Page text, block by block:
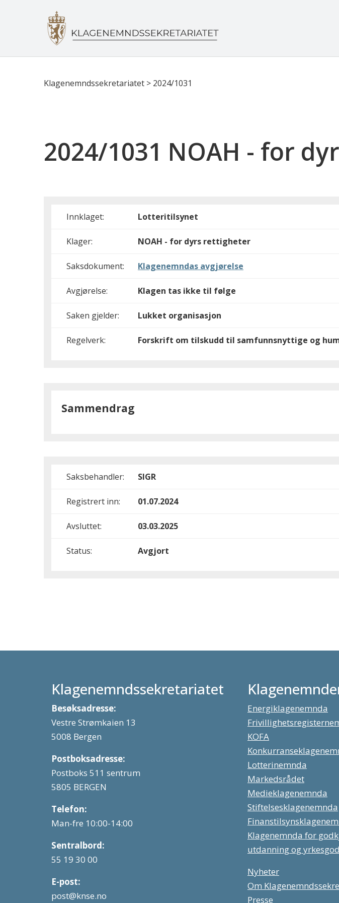
Klagenemndssekretariatet > 2024/1031
2024/1031 NOAH - for
Innklaget: Lotteritilsynet
Klager: NOAH - for dyrs rettigheter
Saksdokument: Klagenemndas avgjørelse
Avgjørelse: Klagen tas ikke til følge
Saken gjelder: Lukket organisasjon
Regelverk: Forskrift om tilskudd til samfunnsnyttige og
Sammendrag
Saksbehandler: SIGR
Registrert inn: 01.07.2024
Avsluttet: 03.03.2025
Status: Avgjort
Klagenemndssekretariatet
Besøksadresse:
Vestre Strømkaien 13
5008 Bergen
Postboksadresse:
Postboks 511 sentrum
5805 BERGEN
Telefon:
Man-fre 10:00-14:00
Sentralbord:
55 19 30 00
E-post:
post@knse.no
Energiklagenemnda
KOFA
Lotterinemnda
Markedsrådet
Medieklagenemnda
Stiftelsesklagenemnda
Klagenemnda for
utdanning og
Nyheter
Om
Presse